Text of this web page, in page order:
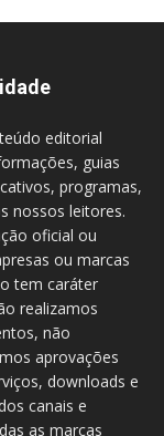
editorial
guias
programas,
nossos leitores.
oficial ou
ou marcas
tem caráter
realizamos
não
aprovações
downloads e
canais e
as marcas